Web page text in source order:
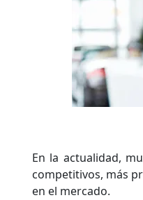
En la actualidad,
competitivos, más
en el mercado.